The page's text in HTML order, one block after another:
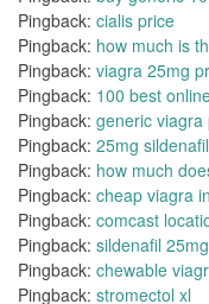
Pingback: cialis price
Pingback: how much is
Pingback: viagra 25mg
Pingback: 100 best
Pingback: generic viagra
Pingback: 25mg
Pingback: how much
Pingback: cheap viagra
Pingback: comcast
Pingback: sildenafil
Pingback: chewable
Pingback: stromectol xl